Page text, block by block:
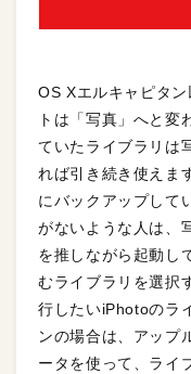
OS Xエルキャピタ
トは「写真」へと変
ていたライブラリは
れば引き続き使えま
にバックアップして
がないような人は、
を推しながら起動し
むライブラリを選択
行したいiPhotoのラ
ンの場合は、アップ
ータを使って、ライ